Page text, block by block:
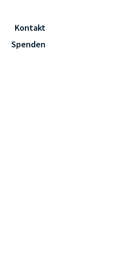
Kontakt
Spenden